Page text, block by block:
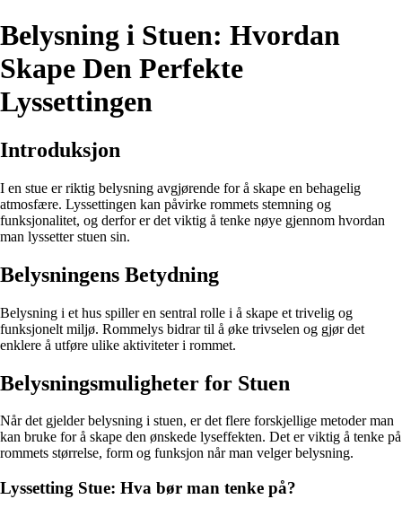
Belysning i Stuen: Hvordan
Skape Den Perfekte
Lyssettingen
Introduksjon
I en stue er riktig belysning avgjørende for å skape en behagelig
atmosfære. Lyssettingen kan påvirke rommets stemning og
funksjonalitet, og derfor er det viktig å tenke nøye gjennom hvordan
man lyssetter stuen sin.
Belysningens Betydning
Belysning i et hus spiller en sentral rolle i å skape et trivelig og
funksjonelt miljø. Rommelys bidrar til å øke trivselen og gjør det
enklere å utføre ulike aktiviteter i rommet.
Belysningsmuligheter for Stuen
Når det gjelder belysning i stuen, er det flere forskjellige metoder man
kan bruke for å skape den ønskede lyseffekten. Det er viktig å tenke på
rommets størrelse, form og funksjon når man velger belysning.
Lyssetting Stue: Hva bør man tenke på?